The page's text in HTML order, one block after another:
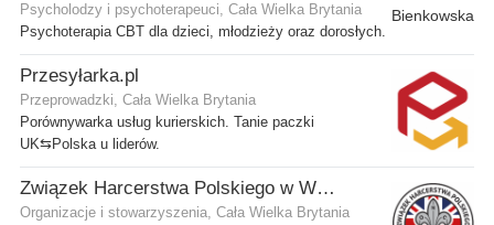
Psycholodzy i psychoterapeuci, Cała Wielka Brytania
Psychoterapia CBT dla dzieci, młodzieży oraz dorosłych.
Przesyłarka.pl
Przeprowadzki, Cała Wielka Brytania
Porównywarka usług kurierskich. Tanie paczki
UK⇆Polska u liderów.
Związek Harcerstwa Polskiego w Wielkiej Brytanii
Organizacje i stowarzyszenia, Cała Wielka Brytania